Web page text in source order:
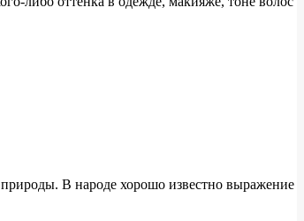
В народе хорошо известно выражение